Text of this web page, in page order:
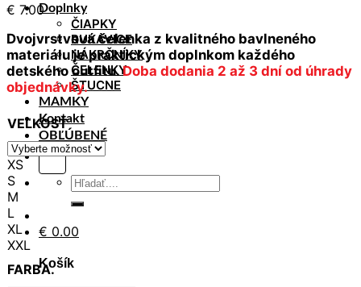
Doplnky
ČIAPKY
RUKAVICE
NÁKRČNÍKY
ČELENKY
ŠTUCNE
MAMKY
Kontakt
OBĽÚBENÉ
Hľadať:
€ 0.00
Košík
€ 7.00
Dvojvrstvová čelenka z kvalitného bavlneného
materiálu je praktickým doplnkom každého
detského outfitu.Doba dodania 2 až 3 dní od úhrady
objednávky.
VEĽKOSŤ
XS
S
M
L
XL
XXL
FARBA.